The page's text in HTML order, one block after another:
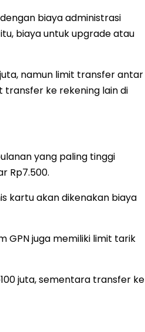
biaya administrasi
biaya untuk upgrade atau
namun limit transfer antar
transfer ke rekening lain di
yang paling tinggi
Rp7.500.
kartu akan dikenakan biaya
GPN juga memiliki limit tarik
juta, sementara transfer ke